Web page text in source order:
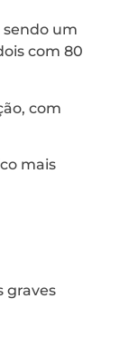
sendo um
com 80
com
mais
graves